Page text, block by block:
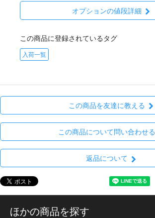
オプションの値段詳細
この商品に登録されているタグ
入荷一覧
この商品を友達に教える
この商品について問い合わせる
返品について
ほかの商品を探す